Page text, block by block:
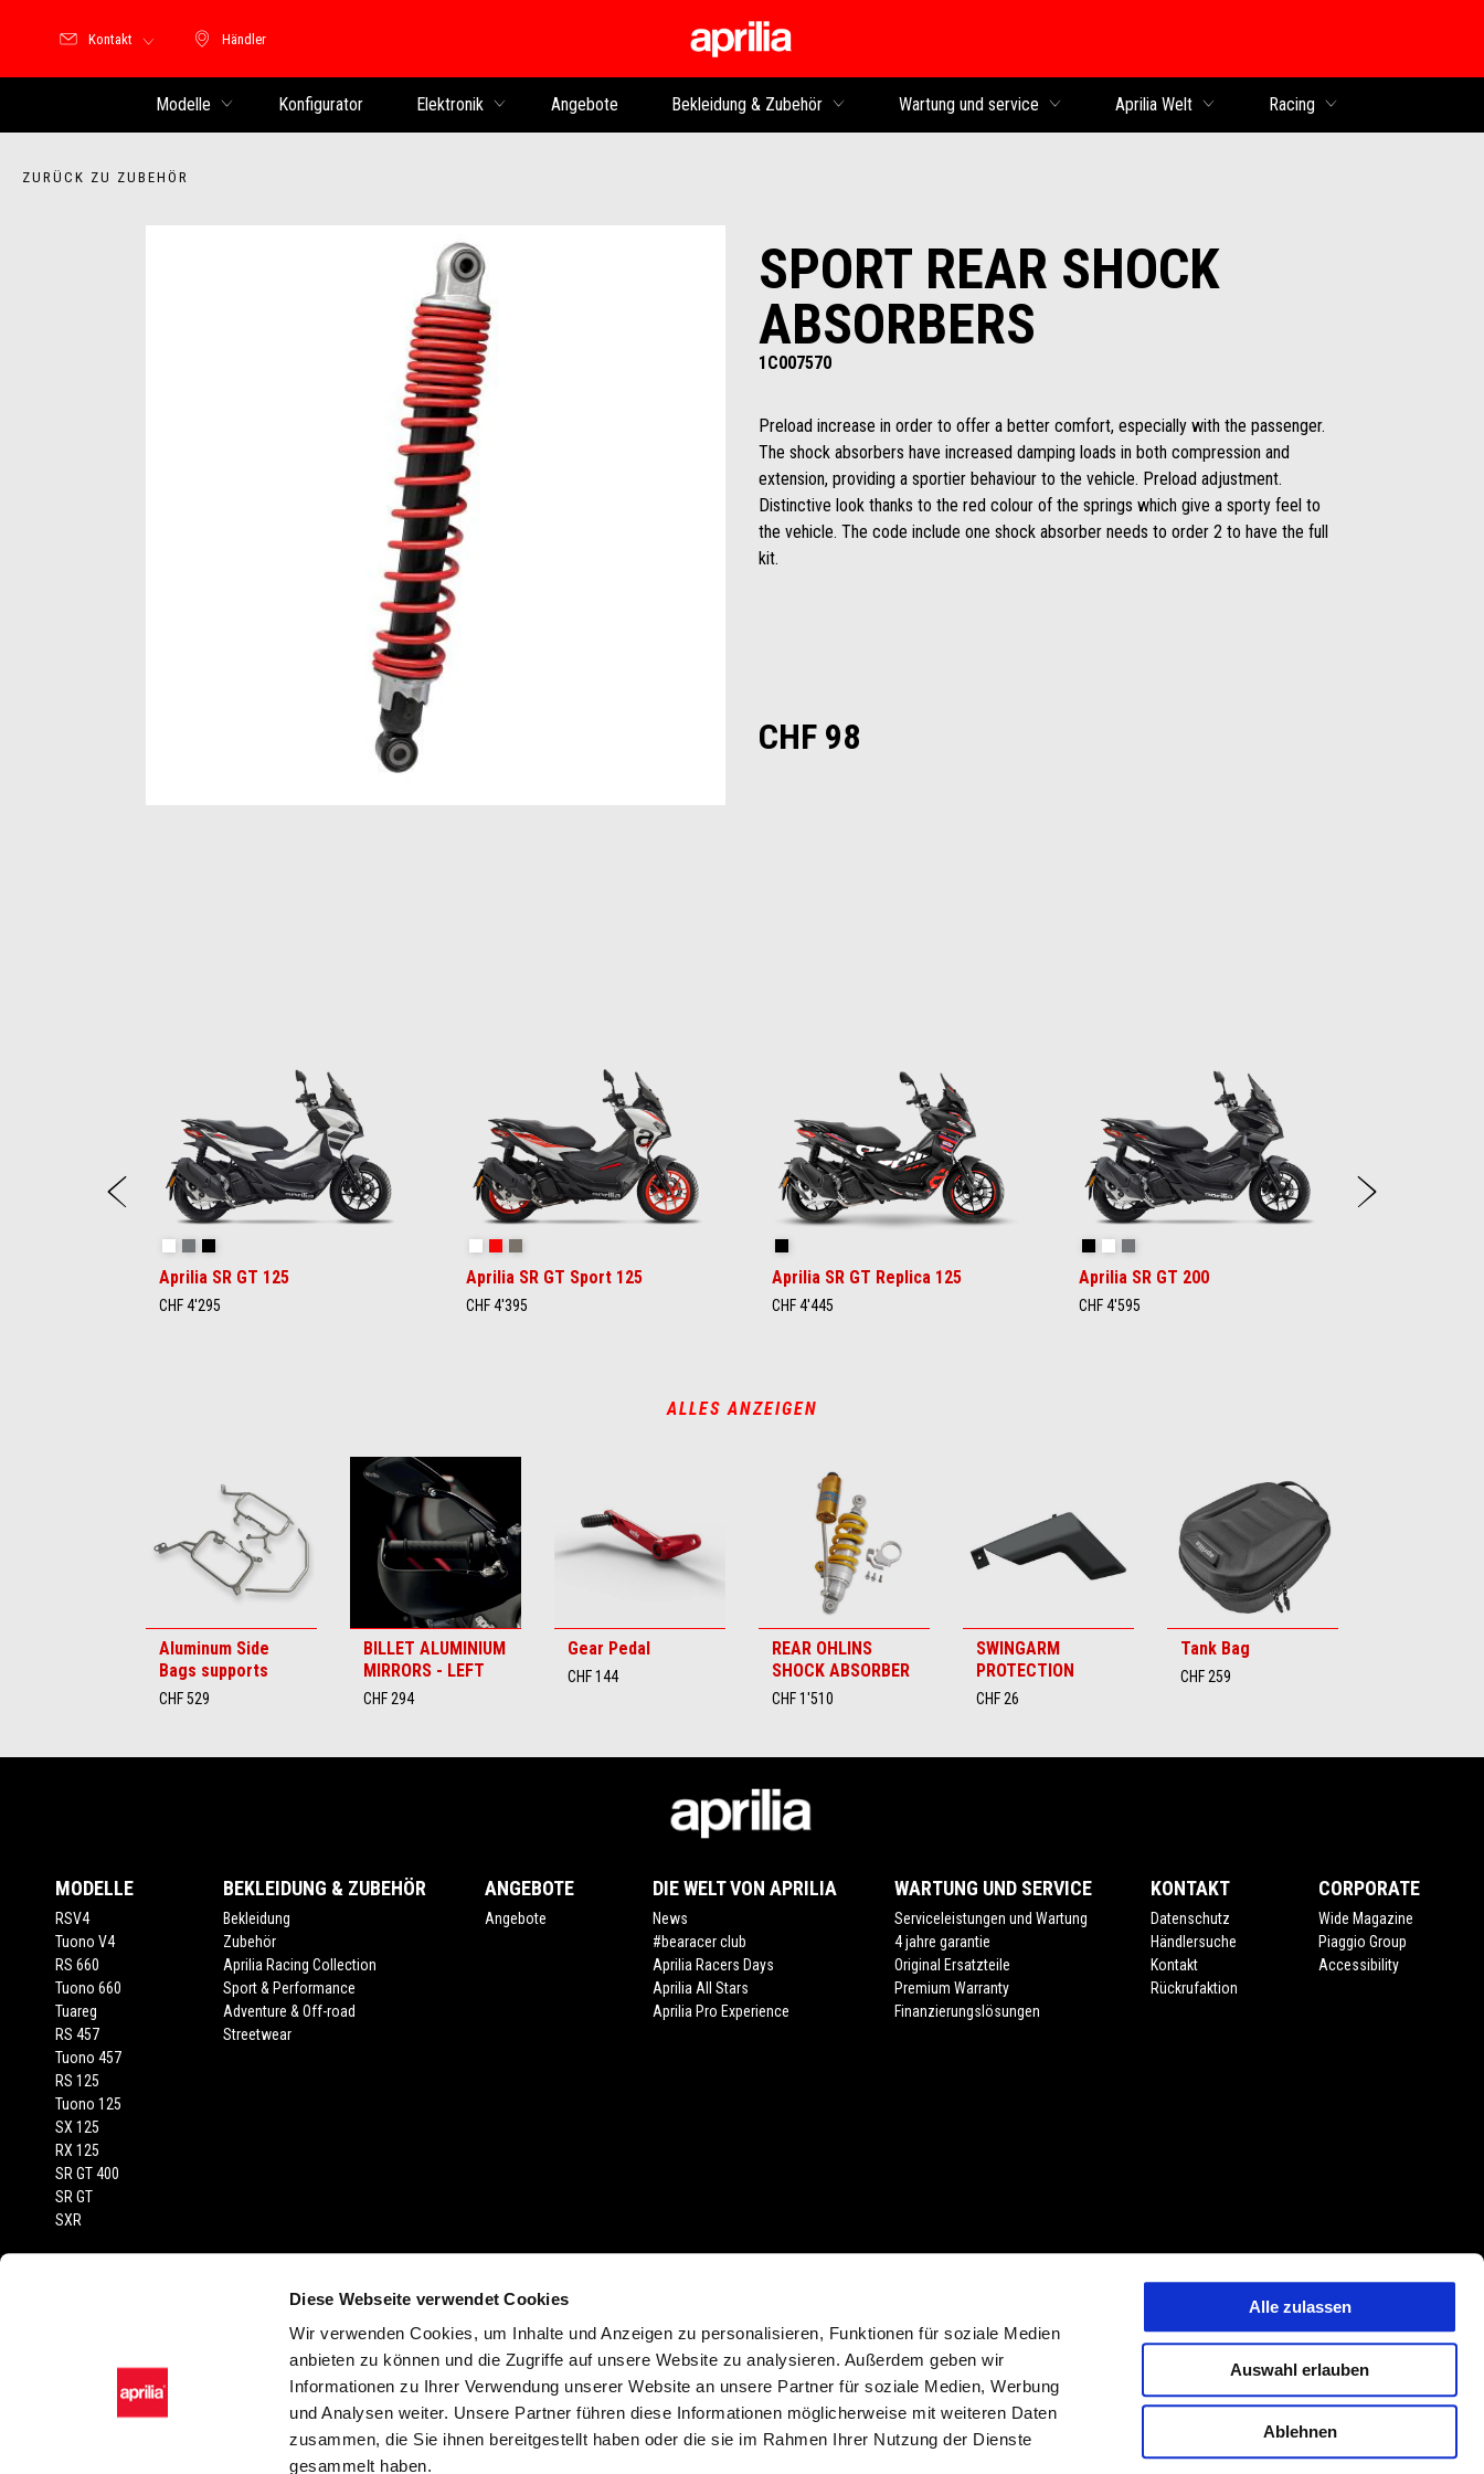
Diese Webseite verwendet Cookies
Wir verwenden Cookies, um Inhalte und Anzeigen zu personalisieren, Funktionen für soziale Medien
anbieten zu können und die Zugriffe auf unsere Website zu analysieren. Außerdem geben wir
Informationen zu Ihrer Verwendung unserer Website an unsere Partner für soziale Medien, Werbung
und Analysen weiter. Unsere Partner führen diese Informationen möglicherweise mit weiteren Daten
zusammen, die Sie ihnen bereitgestellt haben oder die sie im Rahmen Ihrer Nutzung der Dienste
gesammelt haben.
Alle zulassen
Auswahl erlauben
Ablehnen
Händler
Händler
Kontakt
Modelle Konfigurator Elektronik Angebote Bekleidung & Zubehör Wartung und service Aprilia Welt Racing
ZURÜCK ZU ZUBEHÖR
SPORT REAR SHOCK
ABSORBERS
1C007570
Preload increase in order to offer a better comfort, especially with the passenger.
The shock absorbers have increased damping loads in both compression and
extension, providing a sportier behaviour to the vehicle. Preload adjustment.
Distinctive look thanks to the red colour of the springs which give a sporty feel to
the vehicle. The code include one shock absorber needs to order 2 to have the full
kit.
CHF 98
Zurück
Aprilia SR GT 125
CHF 4'295
Aprilia SR GT Sport 125
CHF 4'395
Aprilia SR GT Replica 125
CHF 4'445
Aprilia SR GT 200
CHF 4'595
ALLES ANZEIGEN
Aluminum Side
Bags supports
CHF 529
BILLET ALUMINIUM
MIRRORS - LEFT
CHF 294
Gear Pedal
CHF 144
REAR OHLINS
SHOCK ABSORBER
CHF 1'510
SWINGARM
PROTECTION
CHF 26
Tank Bag
CHF 259
MODELLE
RSV4
Tuono V4
RS 660
Tuono 660
Tuareg
RS 457
Tuono 457
RS 125
Tuono 125
SX 125
RX 125
SR GT 400
SR GT
SXR
BEKLEIDUNG & ZUBEHÖR
Bekleidung
Zubehör
Aprilia Racing Collection
Sport & Performance
Adventure & Off-road
Streetwear
ANGEBOTE
Angebote
DIE WELT VON APRILIA
News
#bearacer club
Aprilia Racers Days
Aprilia All Stars
Aprilia Pro Experience
WARTUNG UND SERVICE
Serviceleistungen und Wartung
4 jahre garantie
Original Ersatzteile
Premium Warranty
Finanzierungslösungen
KONTAKT
Datenschutz
Händlersuche
Kontakt
Rückrufaktion
CORPORATE
Wide Magazine
Piaggio Group
Accessibility
Empfohlene Verkaufspreise inkl. MwSt., Transport und Fahrzeugprüfbericht (Form. 13.20). Zuzüglich individuelle Ablieferungspauschale des Händlers. Preisänderungen jederzeit und ohne Vorankündigung vorbehalten. Die
abgebildeten Fahrzeuge und Zubehörartikel dienen nur zur Darstellung der Farbe. Verfügbarkeiten, eventuelle Abweichungen von Ausstattung, Produktmerkmalen, Dekore oder Sitzbankfarben vorbehalten. Abweichungen von
Farbtönen in der Serienausstattung gegenüber der Wiedergabe in Bild sind möglich. Druckfehler, Farbfehler, Irrtümer, Änderungen und Auslaufartikel vorbehalten. PIAGGIO & C. S.p.A. behält sich jederzeit das Recht technischer
oder stilistischer Änderungen vor. Sämtliche Angaben sind unverbindlich. In verschiedenen Ländern sind aufgrund gesetzlicher Bestimmungen Abweichungen von den hier beschriebenen und abgebildeten Modellvarianten,
Zubehörartikel und Ausstattungen möglich. Die montagekosten sind nicht im Preis inbegriffen.